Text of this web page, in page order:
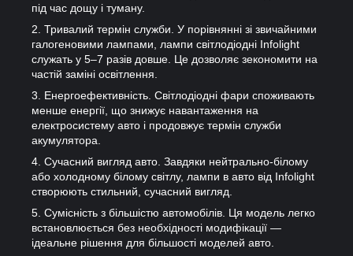
під час дощу і туману.
Тривалий термін служби. У порівнянні зі звичайними
галогеновими лампами, лампи світлодіодні Infolight
служать у 5–7 разів довше. Це дозволяє зекономити на
частій заміні освітлення.
Енергоефективність. Світлодіодні фари споживають
менше енергії, що знижує навантаження на
електросистему авто і продовжує термін служби
акумулятора.
Сучасний вигляд авто. Завдяки нейтрально-білому
або холодному білому світлу, лампи в авто від Infolight
створюють стильний, сучасний вигляд.
Сумісність з більшістю автомобілів. Ця модель легко
встановлюється без необхідності модифікації —
ідеальне рішення для більшості моделей авто.